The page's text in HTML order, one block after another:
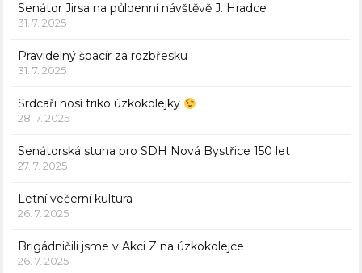
Senátor Jirsa na půldenní návštěvě J. Hradce
31. 7. 2025
Pravidelný špacír za rozbřesku
31. 7. 2025
Srdcaři nosí triko úzkokolejky
28. 7. 2025
Senátorská stuha pro SDH Nová Bystřice 150 let
27. 7. 2025
Letní večerní kultura
26. 7. 2025
Brigádničili jsme v Akci Z na úzkokolejce
26. 7. 2025